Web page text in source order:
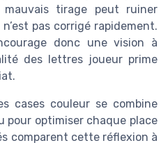
mauvais tirage peut ruiner
pas corrigé rapidement.
donc une vision à
des lettres joueur prime
cases couleur se combine
pour optimiser chaque place
comparent cette réflexion à